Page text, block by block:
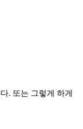
. 또는 그렇게 하게